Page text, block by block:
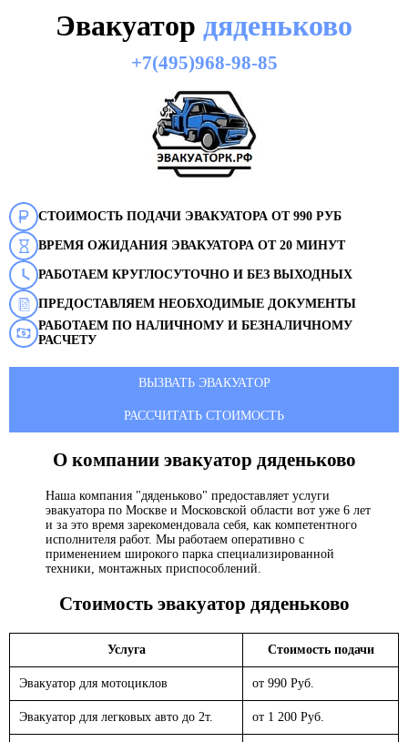
Эвакуатор дяденьково
+7(495)968-98-85
СТОИМОСТЬ ПОДАЧИ ЭВАКУАТОРА ОТ 990 РУБ
ВРЕМЯ ОЖИДАНИЯ ЭВАКУАТОРА ОТ 20 МИНУТ
РАБОТАЕМ КРУГЛОСУТОЧНО И БЕЗ ВЫХОДНЫХ
ПРЕДОСТАВЛЯЕМ НЕОБХОДИМЫЕ ДОКУМЕНТЫ
РАБОТАЕМ ПО НАЛИЧНОМУ И БЕЗНАЛИЧНОМУ
РАСЧЕТУ
ВЫЗВАТЬ ЭВАКУАТОР
РАССЧИТАТЬ СТОИМОСТЬ
О компании эвакуатор дяденьково
Наша компания "дяденьково" предоставляет услуги
эвакуатора по Москве и Московской области вот уже 6 лет
и за это время зарекомендовала себя, как компетентного
исполнителя работ. Мы работаем оперативно с
применением широкого парка специализированной
техники, монтажных приспособлений.
Стоимость эвакуатор дяденьково
Услуга Стоимость подачи
Эвакуатор для мотоциклов от 990 Руб.
Эвакуатор для легковых авто до 2т. от 1 200 Руб.